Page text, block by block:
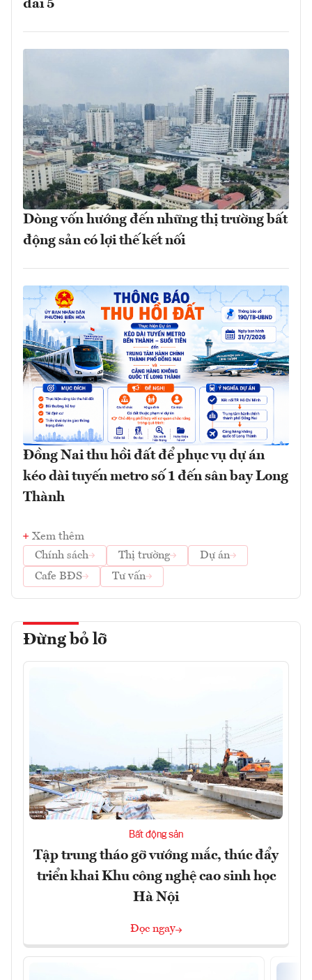
đai 5
Dòng vốn hướng đến những thị trường bất
động sản có lợi thế kết nối
Đồng Nai thu hồi đất để phục vụ dự án
kéo dài tuyến metro số 1 đến sân bay Long
Thành
Xem thêm
Chính sách
Thị trường
Dự án
Cafe BĐS
Tư vấn
Đừng bỏ lỡ
Bất động sản
Tập trung tháo gỡ vướng mắc, thúc đẩy
triển khai Khu công nghệ cao sinh học
Hà Nội
Đọc ngay